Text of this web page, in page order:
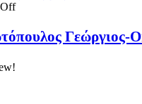
Γεώργιος-